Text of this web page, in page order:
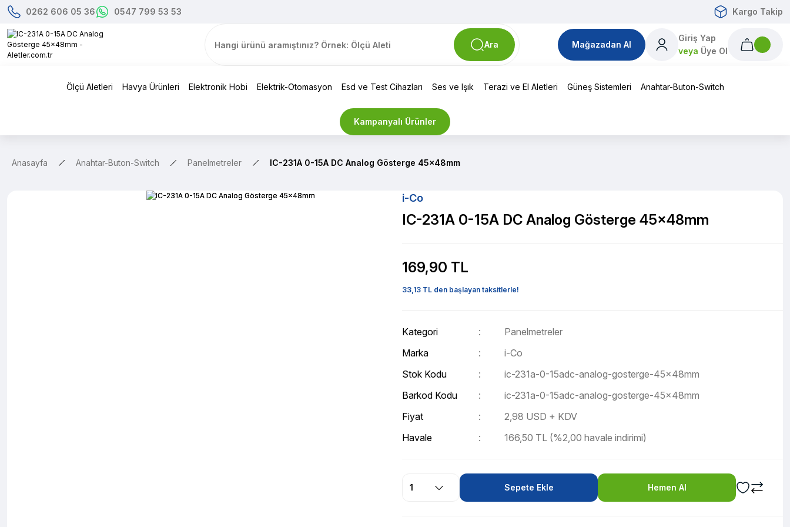
0262 606 05 36 0547 799 53 53 Kargo Takip
Ara Mağazadan Al
Giriş Yap
veya Üye Ol
Ölçü Aletleri Havya Ürünleri Elektronik Hobi Elektrik-Otomasyon Esd ve Test Cihazları Ses ve Işık Terazi ve El Aletleri Güneş Sistemleri Anahtar-Buton-Switch
Kampanyalı Ürünler
Anasayfa Anahtar-Buton-Switch Panelmetreler IC-231A 0-15A DC Analog Gösterge 45x48mm
i-Co
IC-231A 0-15A DC Analog Gösterge 45x48mm
169,90 TL
33,13 TL den başlayan taksitlerle!
Kategori
Panelmetreler
Marka
i-Co
Stok Kodu
ic-231a-0-15adc-analog-gosterge-45x48mm
Barkod Kodu
ic-231a-0-15adc-analog-gosterge-45x48mm
Fiyat
2,98 USD + KDV
Havale
166,50 TL (%2,00 havale indirimi)
Sepete Ekle Hemen Al